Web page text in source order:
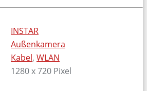
INSTAR
Außenkamera
Kabel, WLAN
1280 x 720 Pixel